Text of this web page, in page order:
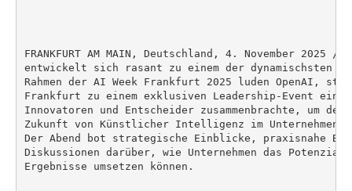
FRANKFURT AM MAIN, Deutschland, 4. November 2025
entwickelt sich rasant zu einem der dynamischsten
Rahmen der AI Week Frankfurt 2025 luden OpenAI,
Frankfurt zu einem exklusiven Leadership-Event ein,
Innovatoren und Entscheider zusammenbrachte, um
Zukunft von Künstlicher Intelligenz im
Der Abend bot strategische Einblicke, praxisnahe
Diskussionen darüber, wie Unternehmen das Potenzial
Ergebnisse umsetzen können.